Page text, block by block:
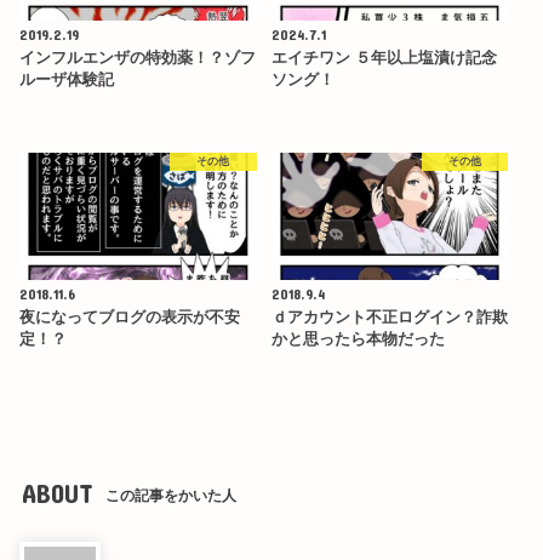
2019.2.19
インフルエンザの特効薬！？ゾフ
ルーザ体験記
2024.7.1
エイチワン ５年以上塩漬け記念
ソング！
その他
2018.11.6
夜になってブログの表示が不安
定！？
その他
2018.9.4
ｄアカウント不正ログイン？詐欺
かと思ったら本物だった
ABOUT この記事をかいた人